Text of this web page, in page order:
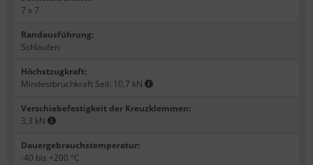
7 x 7
Randausführung:
Schlaufen
Höchstzugkraft:
Mindestbruchkraft Seil: 10,7 kN
Verschiebefestigkeit der Kreuzklemmen:
3,3 kN
Dauergebrauchstemperatur:
-40 bis +200 °C